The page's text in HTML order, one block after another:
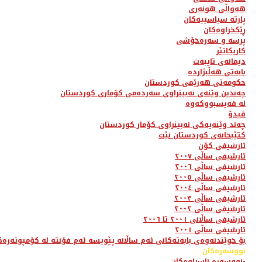
هەواڵی هونەری
پارتە سیاسییەکان
ڕێکخراوەکان
پرسە و سەرەخۆشی
کاریکاتێر
دیمانەی تایبەت
بابەتی هەڵبژاردە
حکومەتی هەرێمی کوردستان
چەندین وێنەی نەبینراوی سەردەمی کۆماری کوردستان
لە فەیسبووکەوە
ڤیدۆ
چەند وێنەیەکی نەبینراوی کۆمار کوردستان
کتێبخانەی کوردستان نێت
ئارشیفی کۆن
ئارشیفی ساڵی ٢٠٠٧
ئارشیفی ساڵی ٢٠٠٦
ئارشیفی ساڵی ٢٠٠٥
ئارشیفی ساڵی ٢٠٠٤
ئارشیفی ساڵی ٢٠٠٣
ئارشیفی ساڵی ٢٠٠٢
ئارشیفی ساڵانی ٢٠٠١ تا ٢٠٠٦
ئارشیفی ساڵی ٢٠٠١
بۆ خوێندنەوەی بابەتەکانی ئەم ساڵانە پێویسە ئەم فۆنتە لە
نووسەرەکان